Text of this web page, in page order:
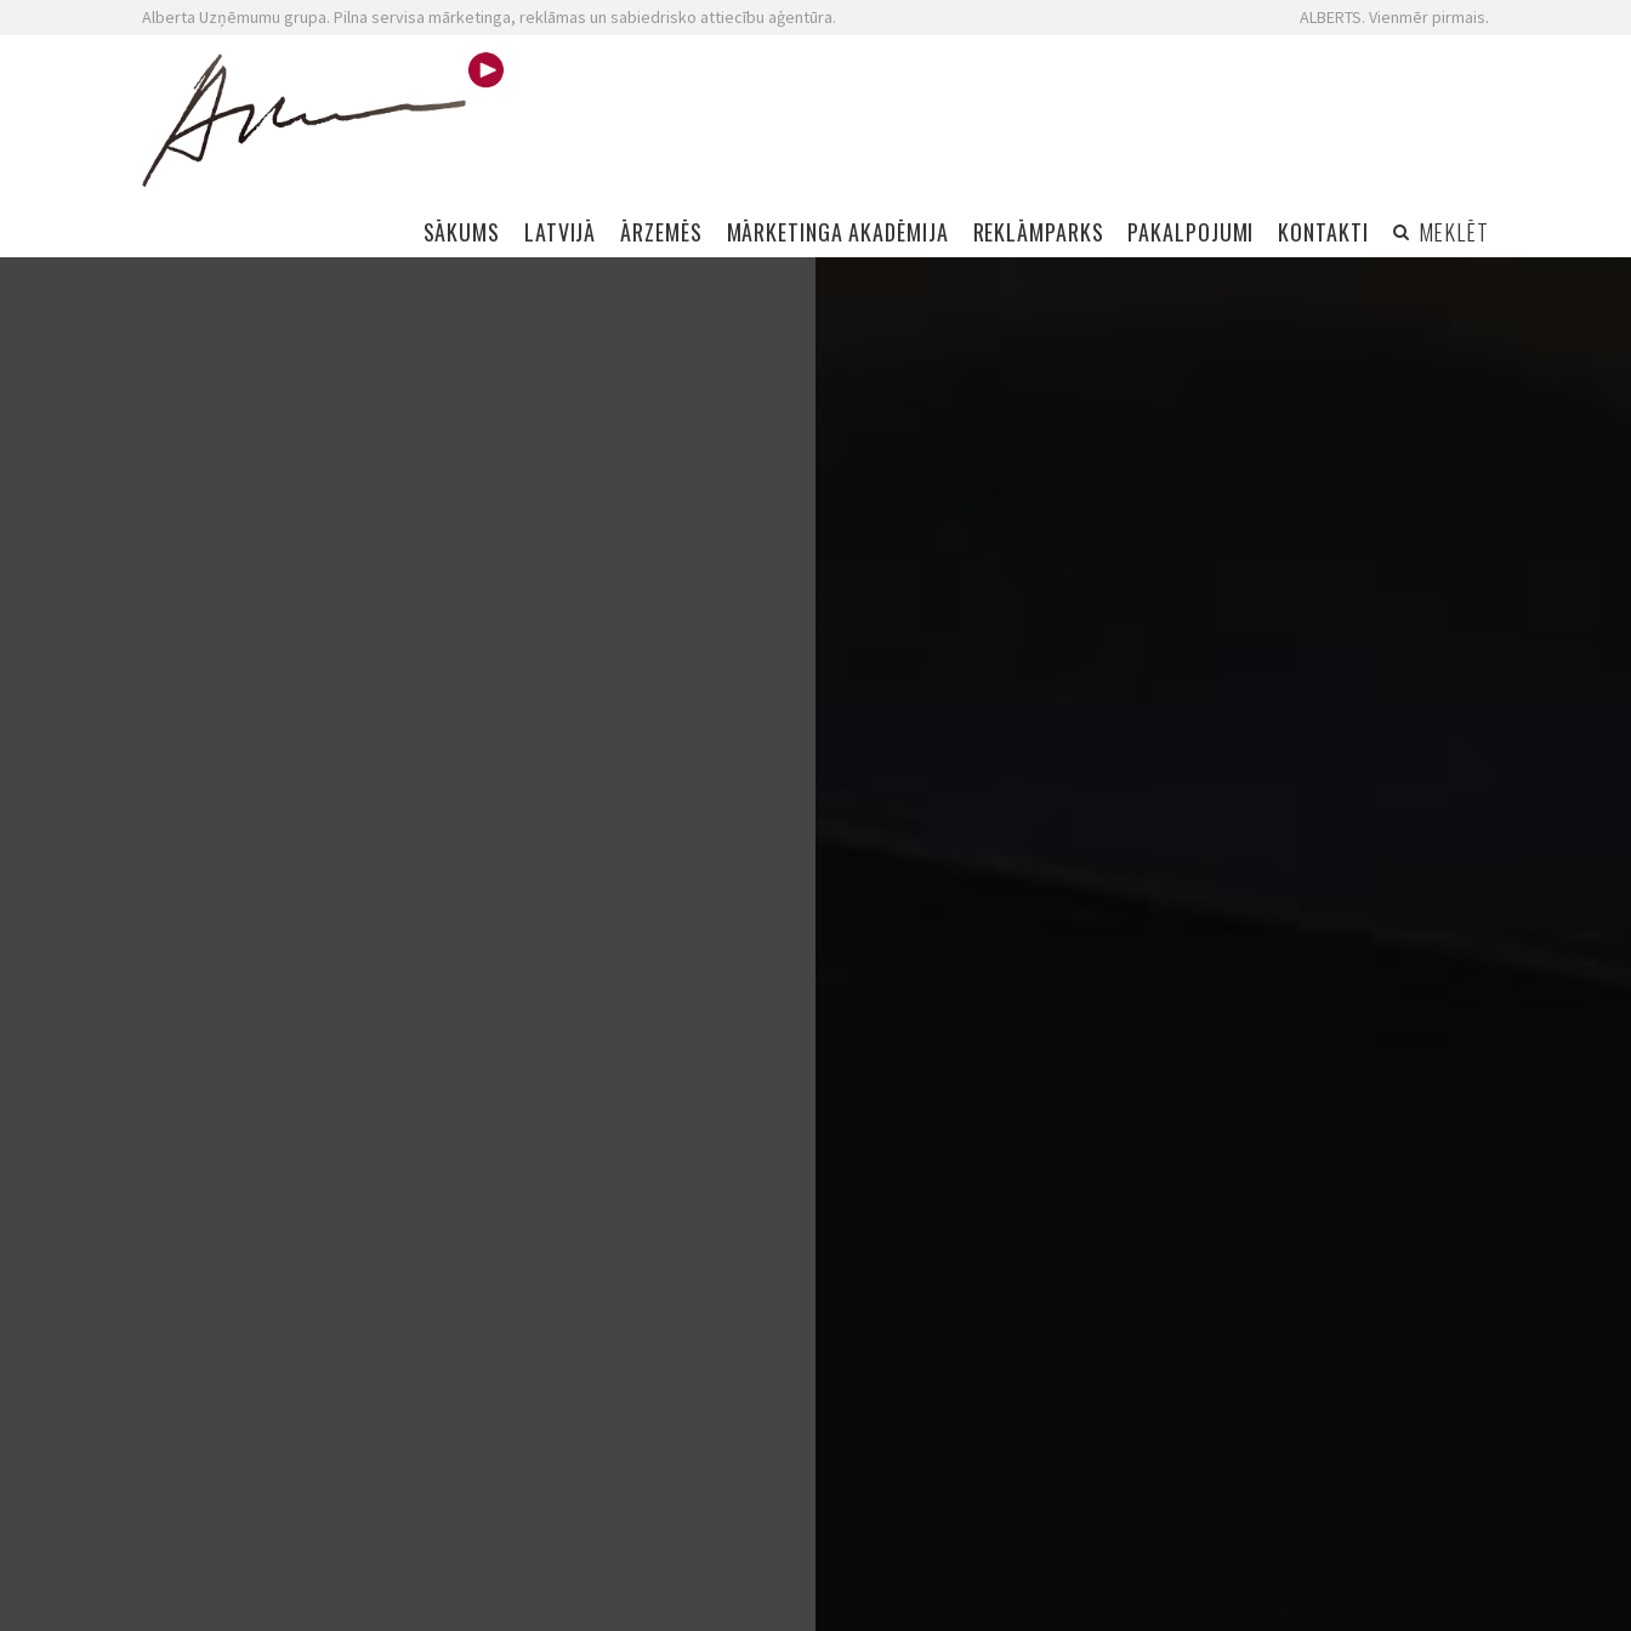
Alberta Uzņēmumu grupa. Pilna servisa mārketinga, reklāmas un sabiedrisko attiecību aģentūra. ALBERTS. Vienmēr pirmais.
Skip navigation
SĀKUMS LATVIJĀ ĀRZEMĒS MĀRKETINGA AKADĒMIJA REKLĀMPARKS PAKALPOJUMI KONTAKTI MEKLĒT